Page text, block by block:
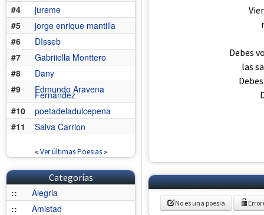
#4
jureme
#5
jorge enrique mantilla
#6
DIsseb
#7
Gabriiella Monttero
#8
Dany
#9
Edmundo Aravena
Fernández
#10
poetadeladulcepena
#11
Salva Carrion
« Ver últimas Poesias»
Categorías
::
Alegria
::
Amistad
Debes
las
No es una poesia